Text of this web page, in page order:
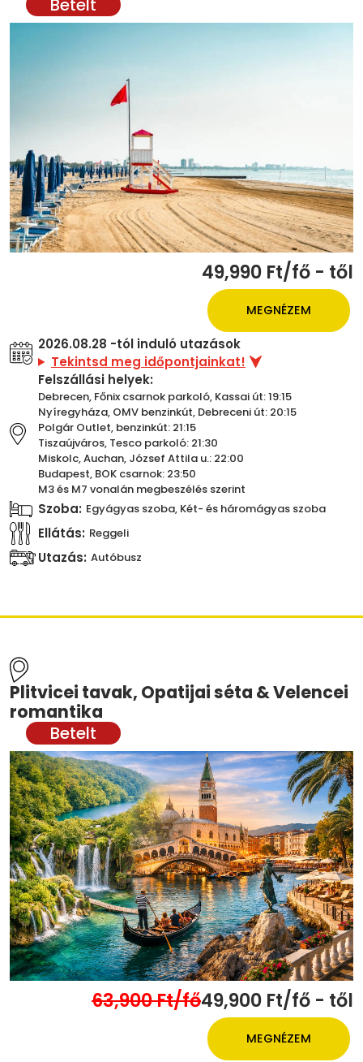
49,990 Ft/fő - től
MEGNÉZEM
2026.08.28 -tól induló utazások
Tekintsd meg időpontjainkat!
Felszállási helyek:
Debrecen, Főnix csarnok parkoló, Kassai út: 19:15
Nyíregyháza, OMV benzinkút, Debreceni út: 20:15
Polgár Outlet, benzinkút: 21:15
Tiszaújváros, Tesco parkoló: 21:30
Miskolc, Auchan, József Attila u.: 22:00
Budapest, BOK csarnok: 23:50
M3 és M7 vonalán megbeszélés szerint
Szoba: Egyágyas szoba, Két- és háromágyas szoba
Ellátás: Reggeli
Utazás: Autóbusz
Plitvicei tavak, Opatijai séta & Velencei
romantika
63,900 Ft/fő49,900 Ft/fő - től
MEGNÉZEM